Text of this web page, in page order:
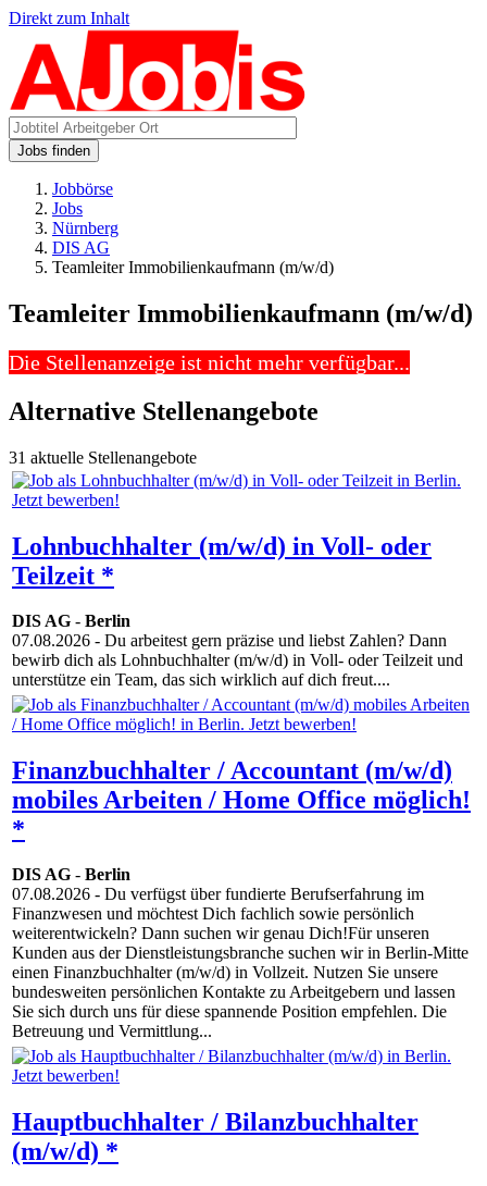
Direkt zum Inhalt
Jobs finden
Jobbörse
Jobs
Nürnberg
DIS AG
Teamleiter Immobilienkaufmann (m/w/d)
Teamleiter Immobilienkaufmann (m/w/d)
Die Stellenanzeige ist nicht mehr verfügbar...
Alternative Stellenangebote
31 aktuelle Stellenangebote
Lohnbuchhalter (m/w/d) in Voll- oder
Teilzeit *
DIS AG - Berlin
07.08.2026 - Du arbeitest gern präzise und liebst Zahlen? Dann
bewirb dich als Lohnbuchhalter (m/w/d) in Voll- oder Teilzeit und
unterstütze ein Team, das sich wirklich auf dich freut....
Finanzbuchhalter / Accountant (m/w/d)
mobiles Arbeiten / Home Office möglich!
*
DIS AG - Berlin
07.08.2026 - Du verfügst über fundierte Berufserfahrung im
Finanzwesen und möchtest Dich fachlich sowie persönlich
weiterentwickeln? Dann suchen wir genau Dich!Für unseren
Kunden aus der Dienstleistungsbranche suchen wir in Berlin-Mitte
einen Finanzbuchhalter (m/w/d) in Vollzeit. Nutzen Sie unsere
bundesweiten persönlichen Kontakte zu Arbeitgebern und lassen
Sie sich durch uns für diese spannende Position empfehlen. Die
Betreuung und Vermittlung...
Hauptbuchhalter / Bilanzbuchhalter
(m/w/d) *